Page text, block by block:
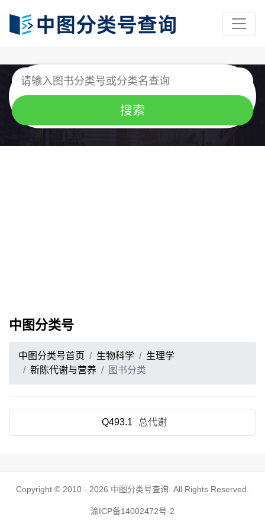
中图分类号
中图分类号首页 生物科学
生理学
新陈代谢与营养
图书分类
Q493.1 总代谢
Copyright © 2010 - 2026 中图分类号查询 . All Rights Reserved.
渝ICP备14002472号-2